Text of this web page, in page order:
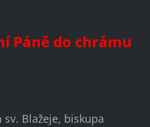
Páně do chrámu
Blažeje, biskupa